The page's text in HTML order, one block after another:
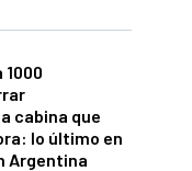
cabina que
lo último en
Argentina